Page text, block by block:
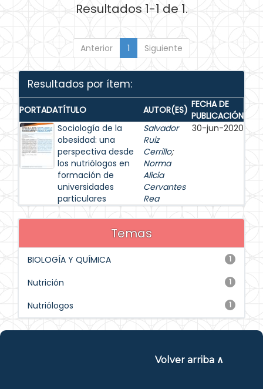
Resultados 1-1 de 1.
Anterior 1 Siguiente
Resultados por ítem:
PORTADATÍTULO AUTOR(ES) FECHA DE
PUBLICACIÓN
Sociología de la
obesidad: una
perspectiva desde
los nutriólogos en
formación de
universidades
particulares
Salvador
Ruiz
Cerrillo;
Norma
Alicia
Cervantes
Rea
30-jun-2020
Temas
1
BIOLOGÍA Y QUÍMICA
1
Nutrición
1
Nutriólogos
Volver arriba ∧